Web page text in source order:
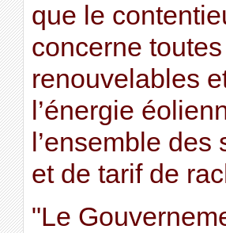
que le
concerne
renouvelables
l’énergie
l’ensemble
et de tarif de
"Le